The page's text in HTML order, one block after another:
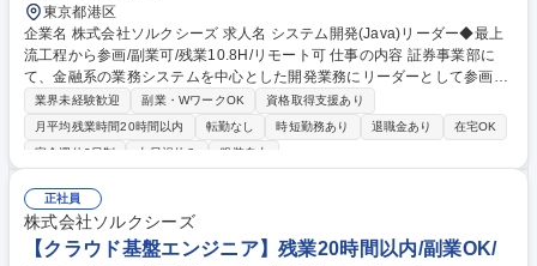
東京都港区
企業名 株式会社ソルクシーズ 求人名 システム開発(Java)リーダー◆最上
流工程から参画/副業可/残業10.8H/リモート可 仕事の内容 証券事業部に
て、金融系の業務システムを中心とした開発業務にリーダーとして参画い
ただきます。顧客常駐型もしくは自社内開発型にて、金融系システムの開
発に携わりながら数名の管理を行っていただきます。 【ステップアップ
例】 入社直後：リーダーとして、開発業務と並行しながら5名程度の人員
程度の管理をしながら、複数プロジェクトを動かしていただく。 入社10
年後：チーフマネージャーとしてマネージャーを統率や、部長への意見具
申などを行いながら部門運営の支援を行う。 募集職種 システム開発(Jav
a)リーダー◆最上流工程から参画/副業可/残業10.8H/リモート可
業界未経験歓迎 副業・WワークOK
資格取得支援あり
月平均残業時間20時間以内
転勤なし 時短勤務あり 退職金あり
在宅OK
完全週休2日制
土日祝休み 服装自由
正社員
株式会社ソルクシーズ
【クラウド基盤エンジニア】残業20時間以内/副業OK/